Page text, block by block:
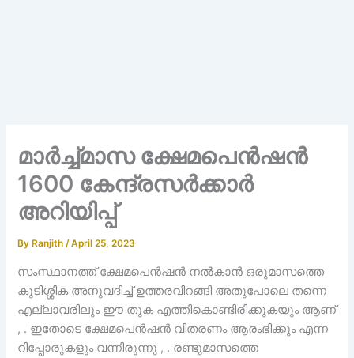
മാർച്ച്മാസ ക്ഷേമപെൻഷൻ
1600 കേന്ദ്രസർക്കാർ
അറിയിപ്പ്
By Ranjith/April 25, 2023
സംസ്ഥാനത്ത് ക്ഷേമപെൻഷൻ നൽകാൻ ഒരുമാസത്തെ
കുടിശ്ശിക അനുവദിച്ച് ഉത്തരവിറങ്ങി അതുപോലെ തന്നെ
എല്ലാവരിലും ഈ തുക എത്തികൊണ്ടിരിക്കുകയും ആണ്
, . ഇതോടെ ക്ഷേമപെൻഷൻ വിതരണം ആരംഭിക്കും എന്ന
റിപ്പോരുകളും വന്നിരുന്നു , . രണ്ടുമാസത്തെ